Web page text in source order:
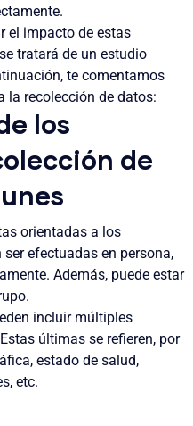
el impacto de estas
tratará de un estudio
te comentamos
la recolección de datos:
los
de
orientadas a los
efectuadas en persona,
Además, puede estar
incluir múltiples
últimas se refieren, por
estado de salud,
etc.